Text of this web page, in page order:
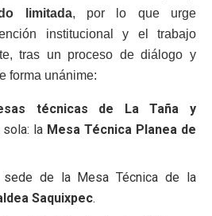
limitada, por lo que urge
institucional y el trabajo
tras un proceso de diálogo y
forma unánime:
técnicas de La Taña y
sola: la Mesa Técnica Planea de
sede de la Mesa Técnica de la
Saquixpec.